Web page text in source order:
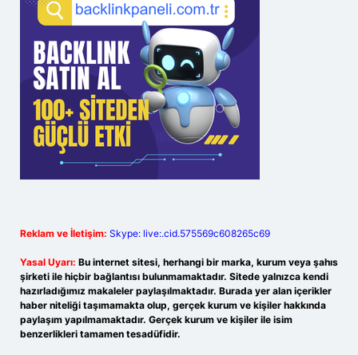
Reklam ve İletişim: Skype: live:.cid.575569c608265c69
Yasal Uyarı: Bu internet sitesi, herhangi bir marka, kurum veya şahıs
şirketi ile hiçbir bağlantısı bulunmamaktadır. Sitede yalnızca kendi
hazırladığımız makaleler paylaşılmaktadır. Burada yer alan içerikler
haber niteliği taşımamakta olup, gerçek kurum ve kişiler hakkında
paylaşım yapılmamaktadır. Gerçek kurum ve kişiler ile isim
benzerlikleri tamamen tesadüfidir.